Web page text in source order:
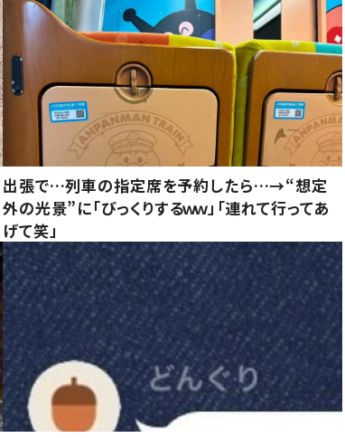
出張で…列車の指定席を予約したら…→“想定
外の光景”に「びっくりするｗｗ」「連れて行ってあ
げて笑」